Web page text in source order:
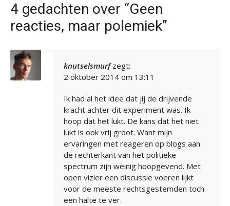
4 gedachten over “Geen
reacties, maar polemiek”
knutselsmurf zegt:
2 oktober 2014 om 13:11
Ik had al het idee dat jij de drijvende
kracht achter dit experiment was. Ik
hoop dat het lukt. De kans dat het niet
lukt is ook vrij groot. Want mijn
ervaringen met reageren op blogs aan
de rechterkant van het politieke
spectrum zijn weinig hoopgevend. Met
open vizier een discussie voeren lijkt
voor de meeste rechtsgestemden toch
een halte te ver.